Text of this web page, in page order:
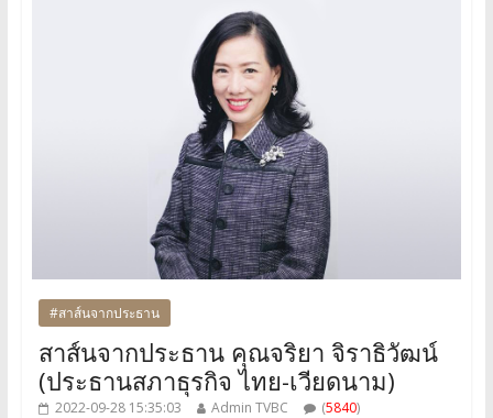
#สาส์นจากประธาน
สาส์นจากประธาน คุณจริยา จิราธิวัฒน์
(ประธานสภาธุรกิจ ไทย-เวียดนาม)
2022-09-28 15:35:03 Admin TVBC (5840)